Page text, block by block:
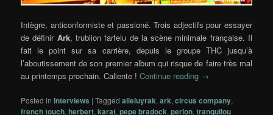
Intègre, anticonformiste et passioné. Trois adjectifs pour essayer
de définir Ark, trublion farfelu de la scène minimale française. Il
fait le point sur sa carrière, depuis le groupe THC jusqu’à
l’aboutissement de son premier album qui risque de faire très mal
au printemps prochain. Caliente ! Continue reading →
Posted in Interviews |Tagged alleluyrak,ark,circus company,
french touch,herbert,karat,pepe bradock,perlon,tranquilou